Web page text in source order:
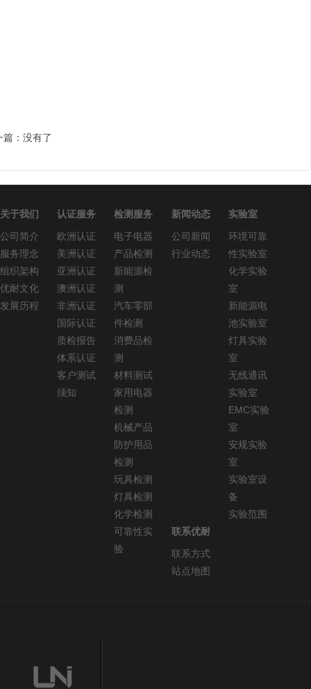
篇：没有了
关于我们
公司简介
服务理念
组织架构
优耐文化
发展历程
认证服务
欧洲认证
美洲认证
亚洲认证
澳洲认证
非洲认证
国际认证
质检报告
体系认证
客户测试
须知
检测服务
电子电器
产品检测
新能源检
测
汽车零部
件检测
消费品检
测
材料测试
家用电器
检测
机械产品
防护用品
检测
玩具检测
灯具检测
化学检测
可靠性实
验
新闻动态
公司新闻
行业动态
实验室
环境可靠
性实验室
化学实验
室
新能源电
池实验室
灯具实验
室
无线通讯
实验室
EMC实验
室
安规实验
室
实验室设
备
实验范围
联系优耐
联系方式
站点地图